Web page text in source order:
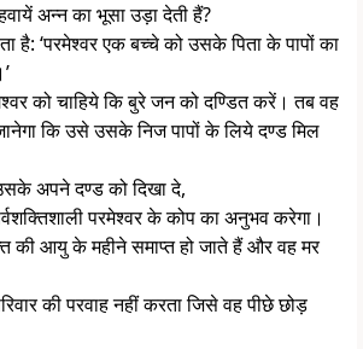
अन्न का भूसा उड़ा देती हैं?
है: ‘परमेश्वर एक बच्चे को उसके पिता के पापों का
को चाहिये कि बुरे जन को दण्डित करें। तब वह
कि उसे उसके निज पापों के लिये दण्ड मिल
अपने दण्ड को दिखा दे,
परमेश्वर के कोप का अनुभव करेगा।
की आयु के महीने समाप्त हो जाते हैं और वह मर
की परवाह नहीं करता जिसे वह पीछे छोड़